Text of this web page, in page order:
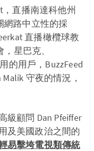
，直播南達科他州
網路中立性的採
直播橄欖球教
星巴克、
的用戶，BuzzFeed
守夜的情況，
級顧問 Dan Pfeiffer
及美國政治之間的
易擊垮電視類傳統